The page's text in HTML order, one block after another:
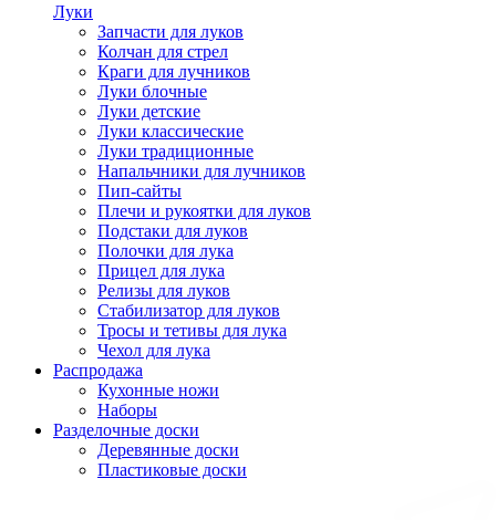
Луки
Запчасти для луков
Колчан для стрел
Краги для лучников
Луки блочные
Луки детские
Луки классические
Луки традиционные
Напальчники для лучников
Пип-сайты
Плечи и рукоятки для луков
Подстаки для луков
Полочки для лука
Прицел для лука
Релизы для луков
Стабилизатор для луков
Тросы и тетивы для лука
Чехол для лука
Распродажа
Кухонные ножи
Наборы
Разделочные доски
Деревянные доски
Пластиковые доски